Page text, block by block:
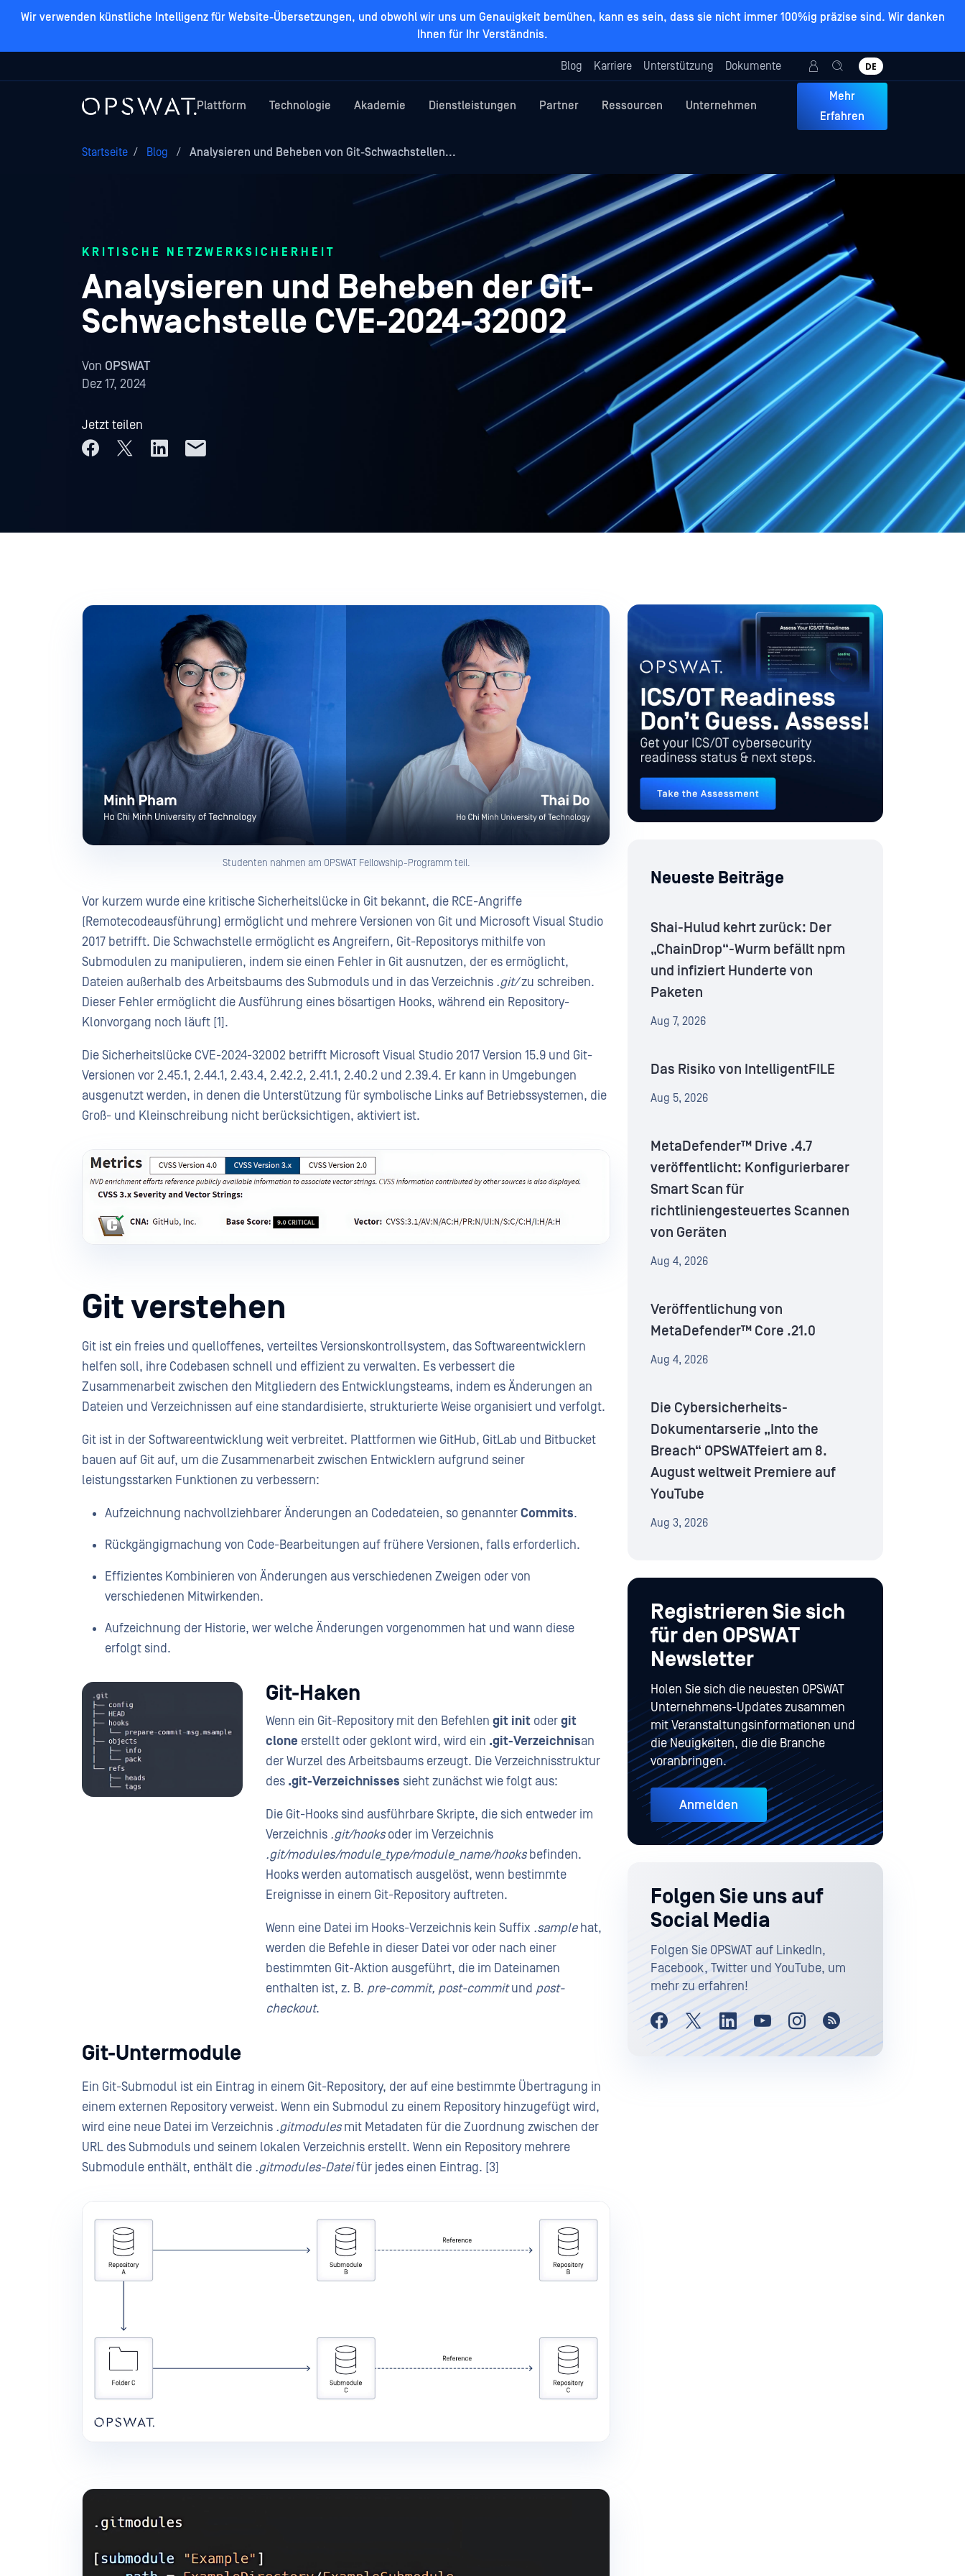
Wir verwenden künstliche Intelligenz für Website-Übersetzungen, und obwohl wir uns um Genauigkeit bemühen, kann es sein, dass sie nicht immer 100%ig präzise sind. Wir danken
Ihnen für Ihr Verständnis.
Blog Karriere Unterstützung Dokumente DE
Plattform Technologie Akademie Dienstleistungen Partner Ressourcen Unternehmen
Mehr
Erfahren
Startseite / Blog / Analysieren und Beheben von Git-Schwachstellen...
KRITISCHE NETZWERKSICHERHEIT
Analysieren und Beheben der Git-
Schwachstelle CVE-2024-32002
Von OPSWAT
Dez 17, 2024
Jetzt teilen
Studenten nahmen am OPSWAT Fellowship-Programm teil.
Vor kurzem wurde eine kritische Sicherheitslücke in Git bekannt, die RCE-Angriffe
(Remotecodeausführung) ermöglicht und mehrere Versionen von Git und Microsoft Visual Studio
2017 betrifft. Die Schwachstelle ermöglicht es Angreifern, Git-Repositorys mithilfe von
Submodulen zu manipulieren, indem sie einen Fehler in Git ausnutzen, der es ermöglicht,
Dateien außerhalb des Arbeitsbaums des Submoduls und in das Verzeichnis .git/zu schreiben.
Dieser Fehler ermöglicht die Ausführung eines bösartigen Hooks, während ein Repository-
Klonvorgang noch läuft [1].
Die Sicherheitslücke CVE-2024-32002 betrifft Microsoft Visual Studio 2017 Version 15.9 und Git-
Versionen vor 2.45.1, 2.44.1, 2.43.4, 2.42.2, 2.41.1, 2.40.2 und 2.39.4. Er kann in Umgebungen
ausgenutzt werden, in denen die Unterstützung für symbolische Links auf Betriebssystemen, die
Groß- und Kleinschreibung nicht berücksichtigen, aktiviert ist.
Git verstehen
Git ist ein freies und quelloffenes, verteiltes Versionskontrollsystem, das Softwareentwicklern
helfen soll, ihre Codebasen schnell und effizient zu verwalten. Es verbessert die
Zusammenarbeit zwischen den Mitgliedern des Entwicklungsteams, indem es Änderungen an
Dateien und Verzeichnissen auf eine standardisierte, strukturierte Weise organisiert und verfolgt.
Git ist in der Softwareentwicklung weit verbreitet. Plattformen wie GitHub, GitLab und Bitbucket
bauen auf Git auf, um die Zusammenarbeit zwischen Entwicklern aufgrund seiner
leistungsstarken Funktionen zu verbessern:
Aufzeichnung nachvollziehbarer Änderungen an Codedateien, so genannterCommits.
Rückgängigmachung von Code-Bearbeitungen auf frühere Versionen, falls erforderlich.
Effizientes Kombinieren von Änderungen aus verschiedenen Zweigen oder von
verschiedenen Mitwirkenden.
Aufzeichnung der Historie, wer welche Änderungen vorgenommen hat und wann diese
erfolgt sind.
Git-Haken
Wenn ein Git-Repository mit den Befehlen git init odergit
clone erstellt oder geklont wird, wird ein .git-Verzeichnisan
der Wurzel des Arbeitsbaums erzeugt. Die Verzeichnisstruktur
des .git-Verzeichnisses sieht zunächst wie folgt aus:
Die Git-Hooks sind ausführbare Skripte, die sich entweder im
Verzeichnis .git/hooksoder im Verzeichnis
.git/modules/module_type/module_name/hooksbefinden.
Hooks werden automatisch ausgelöst, wenn bestimmte
Ereignisse in einem Git-Repository auftreten.
Wenn eine Datei im Hooks-Verzeichnis kein Suffix .samplehat,
werden die Befehle in dieser Datei vor oder nach einer
bestimmten Git-Aktion ausgeführt, die im Dateinamen
enthalten ist, z. B. pre-commit, post-commitund post-
checkout.
Git-Untermodule
Ein Git-Submodul ist ein Eintrag in einem Git-Repository, der auf eine bestimmte Übertragung in
einem externen Repository verweist. Wenn ein Submodul zu einem Repository hinzugefügt wird,
wird eine neue Datei im Verzeichnis .gitmodulesmit Metadaten für die Zuordnung zwischen der
URL des Submoduls und seinem lokalen Verzeichnis erstellt. Wenn ein Repository mehrere
Submodule enthält, enthält die .gitmodules-Dateifür jedes einen Eintrag. [3]
Neueste Beiträge
Shai-Hulud kehrt zurück: Der
„ChainDrop“-Wurm befällt npm
und infiziert Hunderte von
Paketen
Aug 7, 2026
Das Risiko von IntelligentFILE
Aug 5, 2026
MetaDefender™ Drive .4.7
veröffentlicht: Konfigurierbarer
Smart Scan für
richtliniengesteuertes Scannen
von Geräten
Aug 4, 2026
Veröffentlichung von
MetaDefender™ Core .21.0
Aug 4, 2026
Die Cybersicherheits-
Dokumentarserie „Into the
Breach“ OPSWATfeiert am 8.
August weltweit Premiere auf
YouTube
Aug 3, 2026
Registrieren Sie sich
für den OPSWAT
Newsletter
Holen Sie sich die neuesten OPSWAT
Unternehmens-Updates zusammen
mit Veranstaltungsinformationen und
die Neuigkeiten, die die Branche
voranbringen.
Anmelden
Folgen Sie uns auf
Social Media
Folgen Sie OPSWAT auf LinkedIn,
Facebook, Twitter und YouTube, um
mehr zu erfahren!